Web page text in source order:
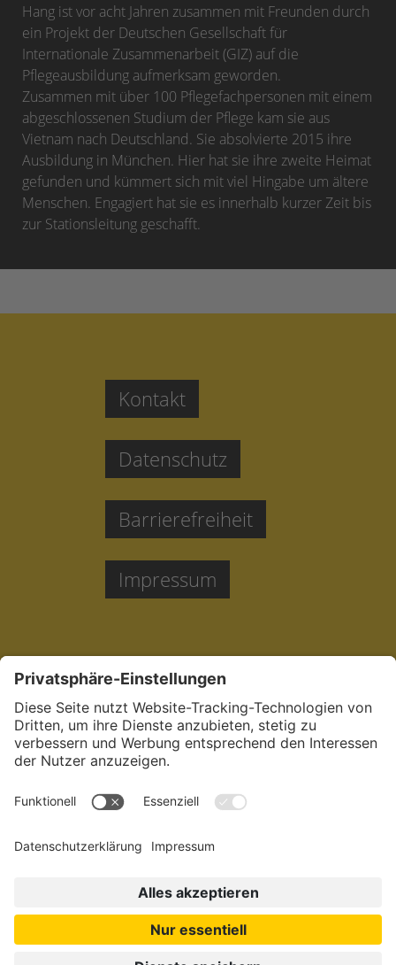
Hang ist vor acht Jahren zusammen mit Freunden durch
ein Projekt der Deutschen Gesellschaft für
Internationale Zusammenarbeit (GIZ) auf die
Pflegeausbildung aufmerksam geworden.
Zusammen mit über 100 Pflegefachpersonen mit einem
abgeschlossenen Studium der Pflege kam sie aus
Vietnam nach Deutschland. Sie absolvierte 2015 ihre
Ausbildung in München. Hier hat sie ihre zweite Heimat
gefunden und kümmert sich mit viel Hingabe um ältere
Menschen. Engagiert hat sie es innerhalb kurzer Zeit bis
zur Stationsleitung geschafft.
Kontakt
Datenschutz
Barrierefreiheit
Impressum
Jetzt bewerben:
in der Pflege in
München.
Dein sozialstes Netzwerk.